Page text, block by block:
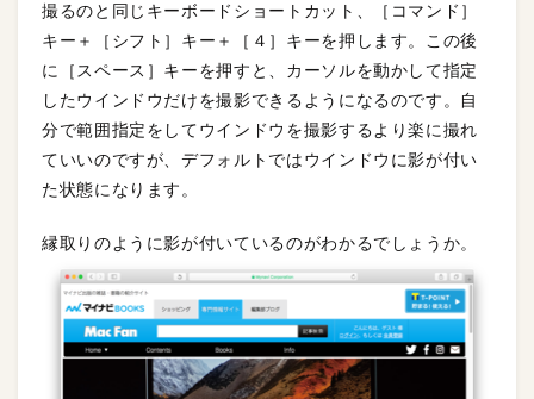
撮るのと同じキーボードショートカット、［コマンド］
キー＋［シフト］キー＋［４］キーを押します。この後
に［スペース］キーを押すと、カーソルを動かして指定
したウインドウだけを撮影できるようになるのです。自
分で範囲指定をしてウインドウを撮影するより楽に撮れ
ていいのですが、デフォルトではウインドウに影が付い
た状態になります。
縁取りのように影が付いているのがわかるでしょうか。